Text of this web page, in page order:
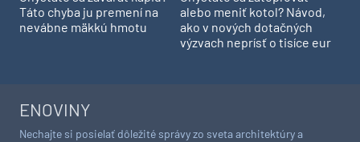
Táto chyba ju premení na
nevábne mäkkú hmotu
alebo meniť kotol? Návod,
ako v nových dotačných
výzvach neprísť o tisíce eur
ENOVINY
Nechajte si posielať dôležité správy zo sveta architektúry a